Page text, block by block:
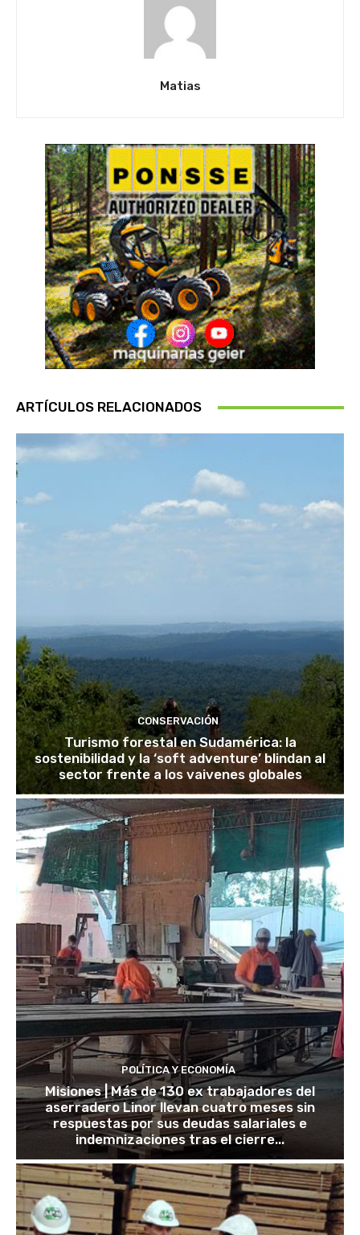
Matias
ARTÍCULOS RELACIONADOS
CONSERVACIÓN
Turismo forestal en Sudamérica: la
sostenibilidad y la ‘soft adventure’ blindan al
sector frente a los vaivenes globales
POLÍTICA Y ECONOMÍA
Misiones | Más de 130 ex trabajadores del
aserradero Linor llevan cuatro meses sin
respuestas por sus deudas salariales e
indemnizaciones tras el cierre...